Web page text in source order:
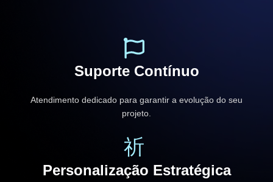
Suporte Contínuo
Atendimento dedicado para garantir a evolução do seu
projeto.
Personalização Estratégica